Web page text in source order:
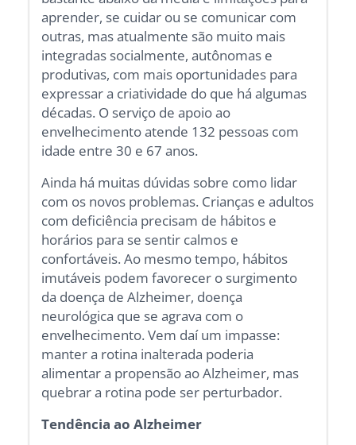
aprender, se cuidar ou se comunicar com
outras, mas atualmente são muito mais
integradas socialmente, autônomas e
produtivas, com mais oportunidades para
expressar a criatividade do que há algumas
décadas. O serviço de apoio ao
envelhecimento atende 132 pessoas com
idade entre 30 e 67 anos.
Ainda há muitas dúvidas sobre como lidar
com os novos problemas. Crianças e adultos
com deficiência precisam de hábitos e
horários para se sentir calmos e
confortáveis. Ao mesmo tempo, hábitos
imutáveis podem favorecer o surgimento
da doença de Alzheimer, doença
neurológica que se agrava com o
envelhecimento. Vem daí um impasse:
manter a rotina inalterada poderia
alimentar a propensão ao Alzheimer, mas
quebrar a rotina pode ser perturbador.
Tendência ao Alzheimer